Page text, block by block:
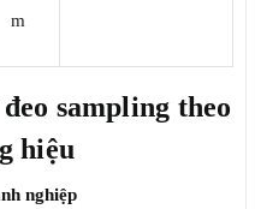
m
sampling theo
hiệu
nghiệp